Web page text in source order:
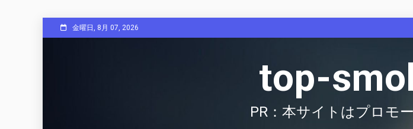
to
金曜日, 8月 07, 2026
top-
PR：本サイトはプロモ